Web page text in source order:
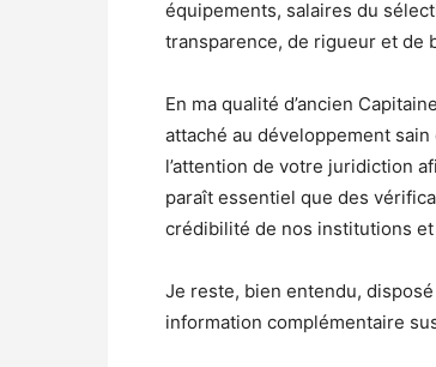
équipements, salaires du
transparence, de rigueur et de
En ma qualité d’ancien
attaché au développement
l’attention de votre juridiction
paraît essentiel que des
crédibilité de nos institutions
Je reste, bien entendu,
information complémentaire